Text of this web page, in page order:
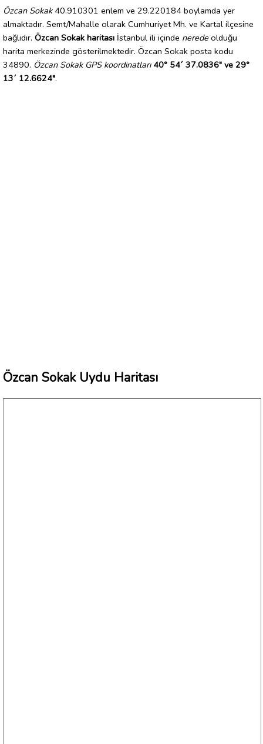
Özcan Sokak40.910301 enlem ve 29.220184 boylamda yer
almaktadır. Semt/Mahalle olarak Cumhuriyet Mh. ve Kartal ilçesine
bağlıdır. Özcan Sokak haritası İstanbul ili içinde nerede olduğu
harita merkezinde gösterilmektedir. Özcan Sokak posta kodu
34890. Özcan Sokak GPS koordinatları 40° 54´ 37.0836" ve 29°
13´ 12.6624".
Özcan Sokak Uydu Haritası